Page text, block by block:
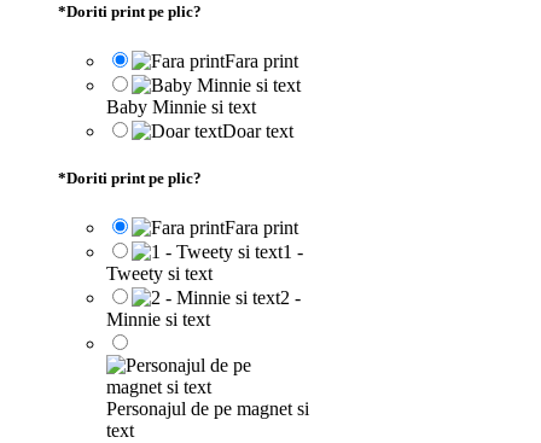
*Doriti print pe plic?
Fara print
Baby Minnie si text
Doar text
*Doriti print pe plic?
Fara print
1 -
Tweety si text
2 -
Minnie si text
Personajul de pe magnet si
text